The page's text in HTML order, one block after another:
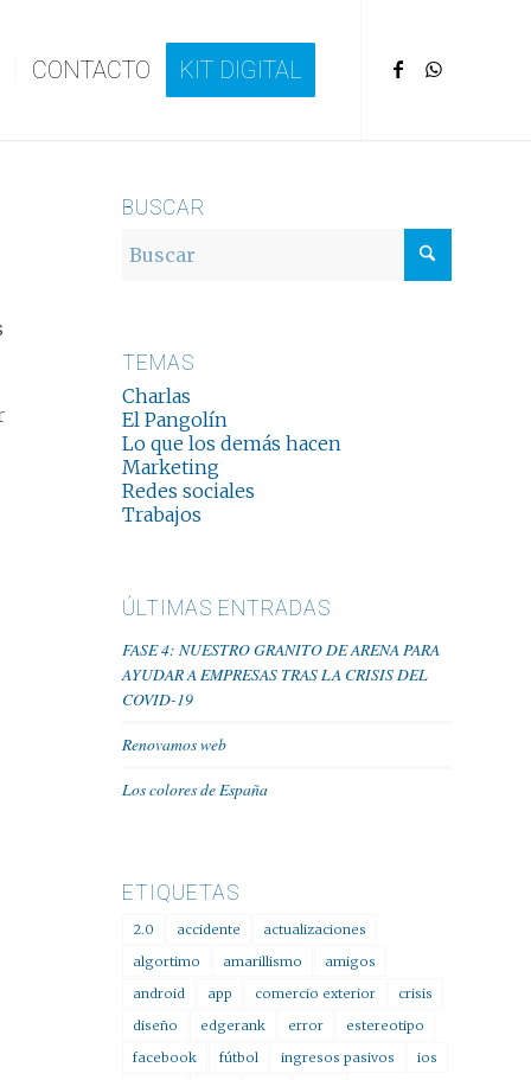
CONTACTO KIT DIGITAL
BUSCAR
TEMAS
Charlas
El Pangolín
Lo que los demás hacen
Marketing
Redes sociales
Trabajos
ÚLTIMAS ENTRADAS
FASE 4: NUESTRO GRANITO DE ARENA PARA
AYUDAR A EMPRESAS TRAS LA CRISIS DEL
COVID-19
Renovamos web
Los colores de España
ETIQUETAS
2.0 accidente
actualizaciones
algortimo
amarillismo
amigos
android
app comercio exterior
crisis
diseño
edgerank error
estereotipo
facebook
fútbol ingresos pasivos
ios